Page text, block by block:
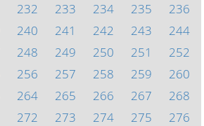
232 233 234 235
236
240 241 242 243
244
248 249 250 251
252
256 257 258 259
260
264 265 266 267
268
272 273 274 275
276